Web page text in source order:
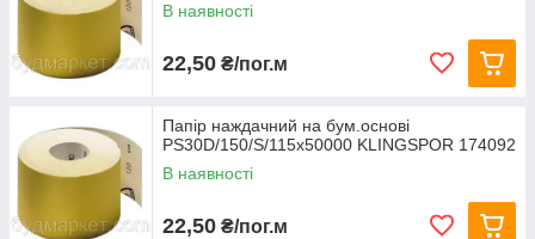
В наявності
22,50 ₴/пог.м
Папір наждачний на бум.основі
PS30D/150/S/115x50000 KLINGSPOR 174092
В наявності
22,50 ₴/пог.м